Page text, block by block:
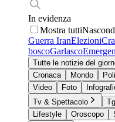
In evidenza
Mostra tutti
Guerra IranElezioni
boscoGarlasco
Tutte le notizie del
Cronaca
Mondo
Video
Foto
Tv & Spettacolo
Lifestyle
Oroscopo